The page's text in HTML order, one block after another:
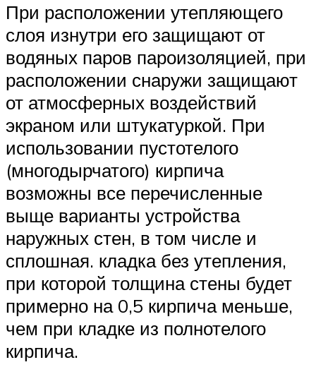
При расположении утепляющего
слоя изнутри его защищают от
водяных паров пароизоляцией, при
расположении снаружи защищают
от атмосферных воздействий
экраном или штукатуркой. При
использовании пустотелого
(многодырчатого) кирпича
возможны все перечисленные
выще варианты устройства
наружных стен, в том числе и
сплошная. кладка без утепления,
при которой толщина стены будет
примерно на 0,5 кирпича меньше,
чем при кладке из полнотелого
кирпича.